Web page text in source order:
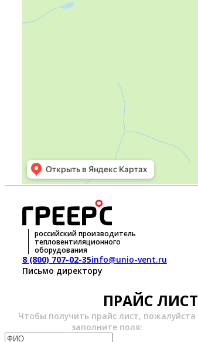
российский производитель
тепловентиляционного
оборудования
8 (800) 707-02-35info@unio-vent.ru
Письмо директору
ПРАЙС ЛИСТ
Чтобы получить прайс лист, пожалуйста
заполните поля: